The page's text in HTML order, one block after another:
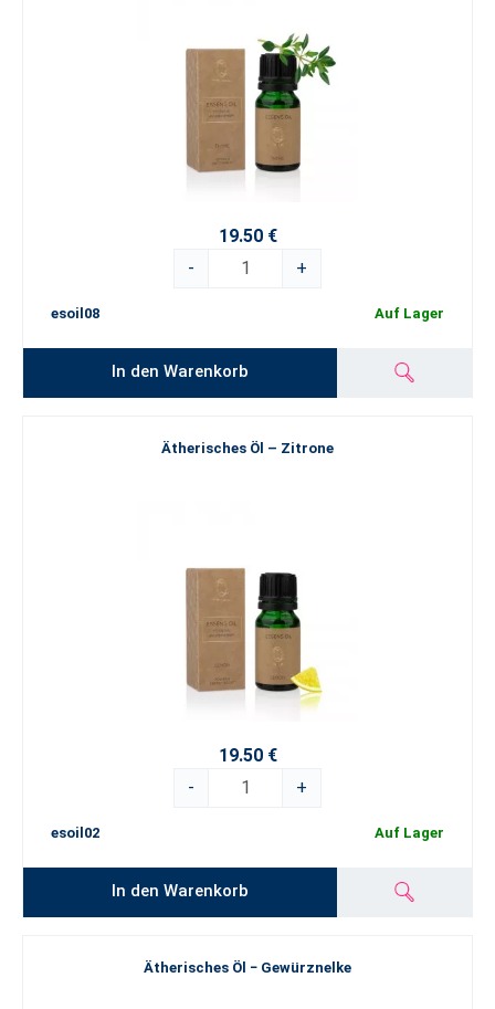
19.50 €
-
+
esoil08 Auf Lager
In den Warenkorb
Ätherisches Öl – Zitrone
19.50 €
-
+
esoil02 Auf Lager
In den Warenkorb
Ätherisches Öl − Gewürznelke